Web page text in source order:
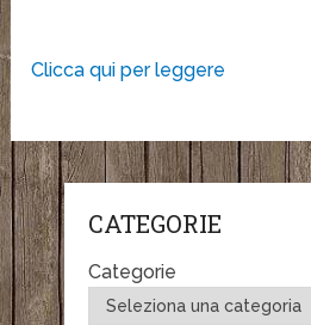
Clicca qui per leggere
CATEGORIE
Categorie